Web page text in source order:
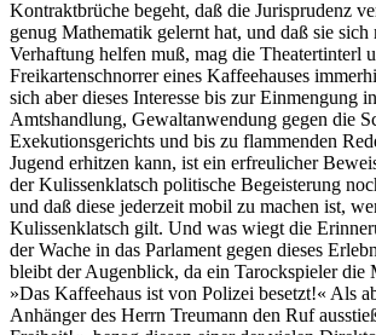
Kontraktbrüche begeht, daß die Jurisprudenz
genug Mathematik gelernt hat, und daß sie
Verhaftung helfen muß, mag die Theatertinterl
Freikartenschnorrer eines Kaffeehauses
sich aber dieses Interesse bis zur Einmengung
Amtshandlung, Gewaltanwendung gegen die
Exekutionsgerichts und bis zu flammenden
Jugend erhitzen kann, ist ein erfreulicher
der Kulissenklatsch politische Begeisterung
und daß diese jederzeit mobil zu machen ist,
Kulissenklatsch gilt. Und was wiegt die
der Wache in das Parlament gegen dieses
bleibt der Augenblick, da ein Tarockspieler die
»Das Kaffeehaus ist von Polizei besetzt!« Als
Anhänger des Herrn Treumann den Ruf